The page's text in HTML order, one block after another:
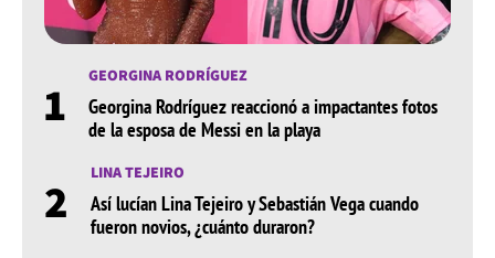
1 GEORGINA RODRÍGUEZ
Georgina Rodríguez reaccionó a impactantes fotos
de la esposa de Messi en la playa
2 LINA TEJEIRO
Así lucían Lina Tejeiro y Sebastián Vega cuando
fueron novios, ¿cuánto duraron?